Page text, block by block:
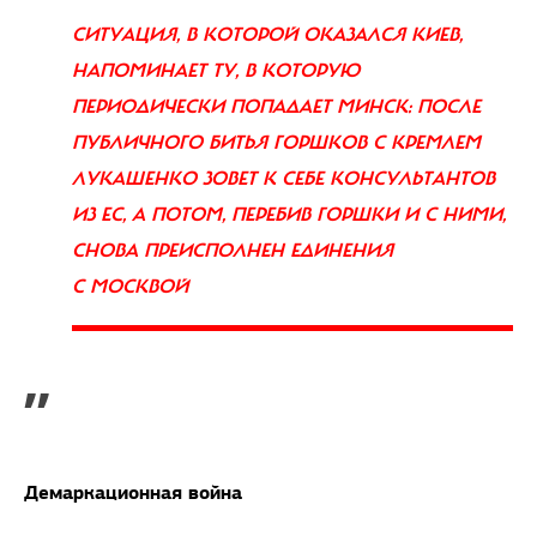
СИТУАЦИЯ, В КОТОРОЙ ОКАЗАЛСЯ КИЕВ,
НАПОМИНАЕТ ТУ, В КОТОРУЮ
ПЕРИОДИЧЕСКИ ПОПАДАЕТ МИНСК: ПОСЛЕ
ПУБЛИЧНОГО БИТЬЯ ГОРШКОВ С КРЕМЛЕМ
ЛУКАШЕНКО ЗОВЕТ К СЕБЕ КОНСУЛЬТАНТОВ
ИЗ ЕС, А ПОТОМ, ПЕРЕБИВ ГОРШКИ И С НИМИ,
СНОВА ПРЕИСПОЛНЕН ЕДИНЕНИЯ
С МОСКВОЙ
”
Демаркационная война